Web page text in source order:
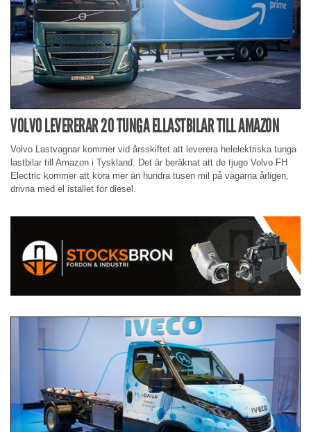
VOLVO LEVERERAR 20 TUNGA ELLASTBILAR TILL AMAZON
Volvo Lastvagnar kommer vid årsskiftet att leverera helelektriska tunga
lastbilar till Amazon i Tyskland. Det är beräknat att de tjugo Volvo FH
Electric kommer att köra mer än hundra tusen mil på vägarna årligen,
drivna med el istället för diesel.